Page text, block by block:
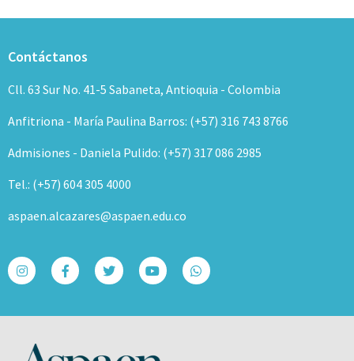
Contáctanos
Cll. 63 Sur No. 41-5 Sabaneta, Antioquia - Colombia
Anfitriona - María Paulina Barros: (+57) 316 743 8766
Admisiones - Daniela Pulido: (+57) 317 086 2985
Tel.: (+57) 604 305 4000
aspaen.alcazares@aspaen.edu.co